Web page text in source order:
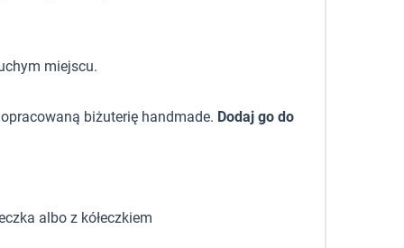
miejscu.
biżuterię handmade. Dodaj go do
albo z kółeczkiem